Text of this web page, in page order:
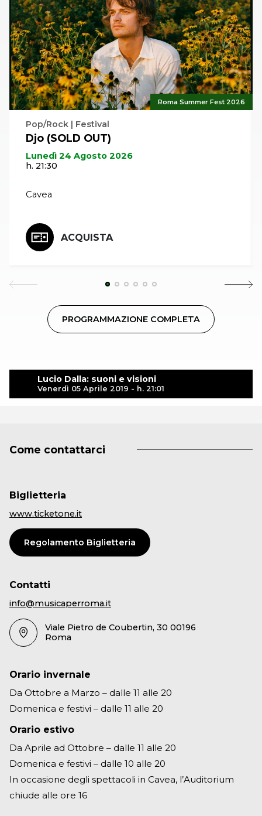
Lucio Dalla: suoni e visioni
Venerdì 05 Aprile 2019 - h. 21:01
Roma Summer Fest 2026
Pop/Rock | Festival
Djo (SOLD OUT)
Lunedì 24 Agosto 2026
h. 21:30
Cavea
ACQUISTA
PROGRAMMAZIONE COMPLETA
Come contattarci
Biglietteria
www.ticketone.it
Regolamento Biglietteria
Contatti
info@musicaperroma.it
Viale Pietro de Coubertin, 30 00196
Roma
Orario invernale
Da Ottobre a Marzo – dalle 11 alle 20
Domenica e festivi – dalle 11 alle 20
Orario estivo
Da Aprile ad Ottobre – dalle 11 alle 20
Domenica e festivi – dalle 10 alle 20
In occasione degli spettacoli in Cavea, l’Auditorium
chiude alle ore 16